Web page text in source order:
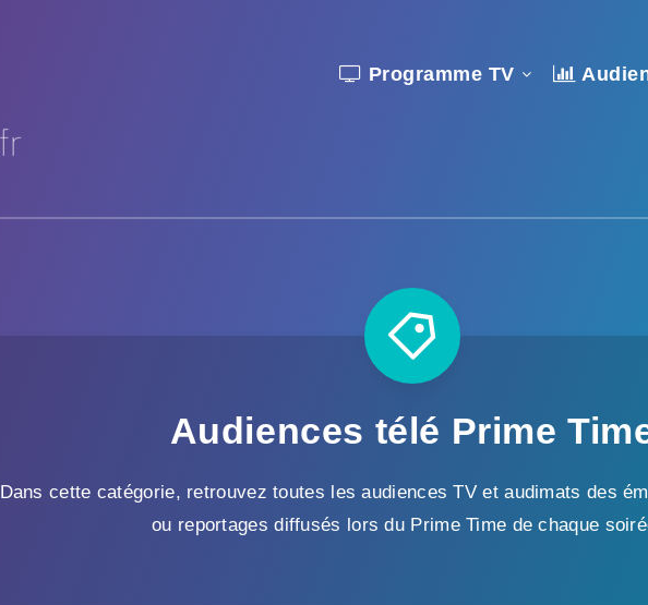
Programme TV
Audiences télé Prime
Dans cette catégorie, retrouvez toutes les audiences TV et audimats des
ou reportages diffusés lors du Prime Time de chaque